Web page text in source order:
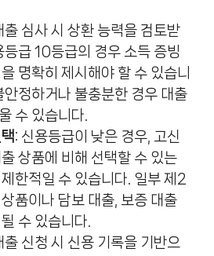
출 심사 시 상환 능력을 검토받
등급 10등급의 경우 소득 증빙
명확히 제시해야 할 수 있습니
안정하거나 불충분한 경우 대출
수 있습니다.
: 신용등급이 낮은 경우, 고신
상품에 비해 선택할 수 있는
한적일 수 있습니다. 일부 제2
품이나 담보 대출, 보증 대출
수 있습니다.
출 신청 시 신용 기록을 기반으